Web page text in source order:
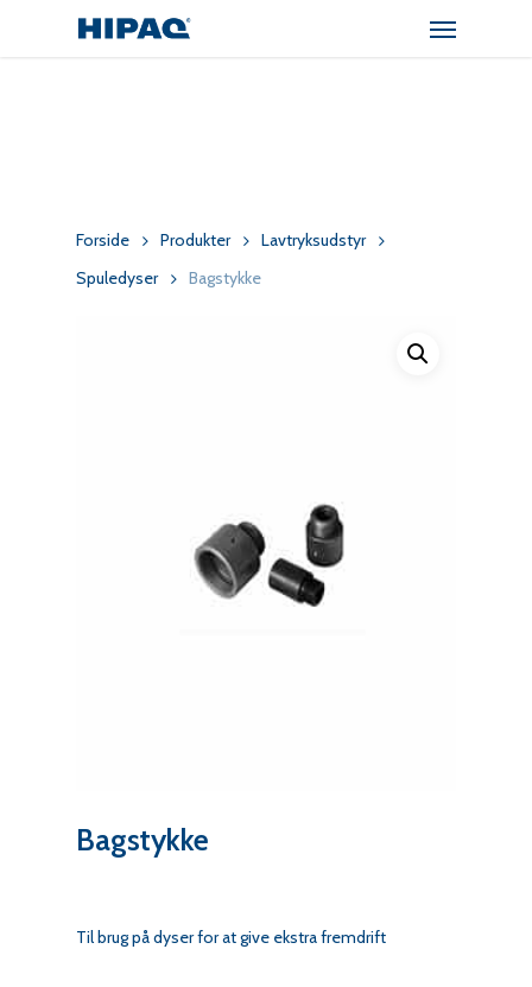
Menu
Forside Produkter
Lavtryksudstyr
Spuledyser
Bagstykke
Bagstykke
Til brug på dyser for at give ekstra fremdrift